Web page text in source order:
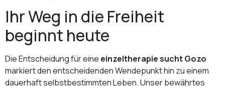
Ihr Weg in die Freiheit
beginnt heute
Die Entscheidung für eine einzeltherapie sucht Gozo
markiert den entscheidenden Wendepunkt hin zu einem
dauerhaft selbstbestimmten Leben. Unser bewährtes